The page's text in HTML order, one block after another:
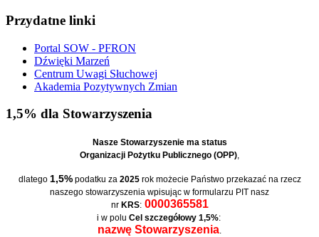
Przydatne linki
Portal SOW - PFRON
Dźwięki Marzeń
Centrum Uwagi Słuchowej
Akademia Pozytywnych Zmian
1,5% dla Stowarzyszenia
Nasze Stowarzyszenie ma status
Organizacji Pożytku Publicznego (OPP),
dlatego 1,5%podatku za 2025rok możecie Państwo przekazać na rzecz
naszego stowarzyszenia wpisując w formularzu PIT nasz
nr KRS:0000365581
i w polu Cel szczegółowy 1,5%:
nazwę Stowarzyszenia.